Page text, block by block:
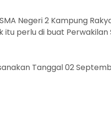
Negeri 2 Kampung
perlu di buat Perwakilan
Tanggal 02